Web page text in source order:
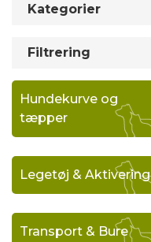
Kategorier
Filtrering
Hundekurve og
tæpper
Legetøj & Aktivering
Transport & Bure